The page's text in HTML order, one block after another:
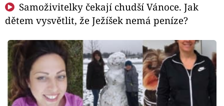
Samoživitelky čekají chudší Vánoce. Jak
dětem vysvětlit, že Ježíšek nemá peníze?